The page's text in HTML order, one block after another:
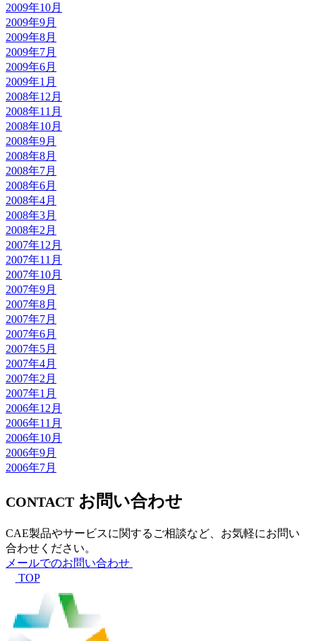
2009年10月
2009年9月
2009年8月
2009年7月
2009年6月
2009年1月
2008年12月
2008年11月
2008年10月
2008年9月
2008年8月
2008年7月
2008年6月
2008年4月
2008年3月
2008年2月
2007年12月
2007年11月
2007年10月
2007年9月
2007年8月
2007年7月
2007年6月
2007年5月
2007年4月
2007年2月
2007年1月
2006年12月
2006年11月
2006年10月
2006年9月
2006年7月
CONTACT お問い合わせ
CAE製品やサービスに関するご相談など、お気軽にお問い
合わせください。
メールでのお問い合わせ
TOP